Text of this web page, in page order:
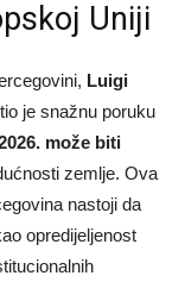
Uniji
Luigi
je snažnu poruku
može biti
zemlje. Ova
nastoji da
opredijeljenost